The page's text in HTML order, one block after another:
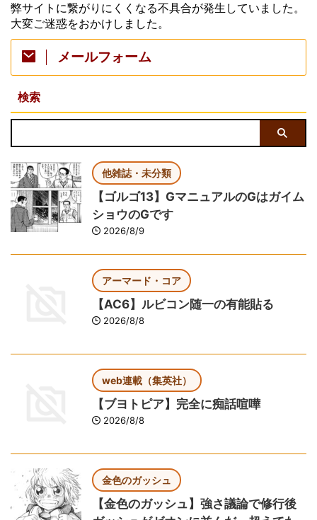
弊サイトに繋がりにくくなる不具合が発生していました。
大変ご迷惑をおかけしました。
メールフォーム
検索
他雑誌・未分類
【ゴルゴ13】GマニュアルのGはガイム
ショウのGです
2026/8/9
アーマード・コア
【AC6】ルビコン随一の有能貼る
2026/8/8
web連載（集英社）
【ブヨトピア】完全に痴話喧嘩
2026/8/8
金色のガッシュ
【金色のガッシュ】強さ議論で修行後